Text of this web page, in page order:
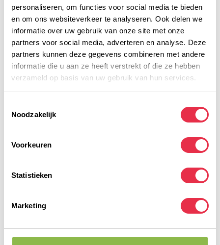
personaliseren, om functies voor social media te bieden
en om ons websiteverkeer te analyseren. Ook delen we
informatie over uw gebruik van onze site met onze
partners voor social media, adverteren en analyse. Deze
partners kunnen deze gegevens combineren met andere
informatie die u aan ze heeft verstrekt of die ze hebben
verzameld op basis van uw gebruik van hun services.
Noodzakelijk
Voorkeuren
Statistieken
Marketing
Productomschrijving
Voedingswaarde
Gerelateerde producten
MAXIM SPORTVOEDING
42,49
Maxim Sports Drink Fresh
MAXIM SPORTVOEDING
15,49